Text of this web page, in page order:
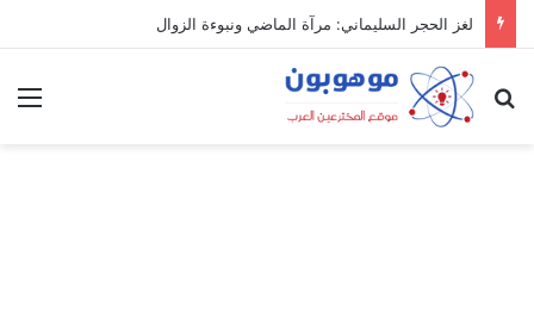
لغز الحجر السليماني: مرآة الماضي ونبوءة الزوال
بحث عن